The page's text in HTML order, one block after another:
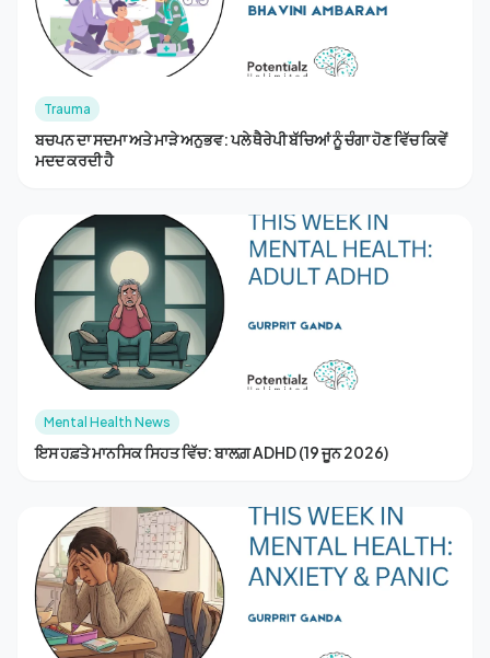
Trauma
ਬਚਪਨ ਦਾ ਸਦਮਾ ਅਤੇ ਮਾੜੇ ਅਨੁਭਵ: ਪਲੇ ਥੈਰੇਪੀ ਬੱਚਿਆਂ ਨੂੰ ਚੰਗਾ ਹੋਣ ਵਿੱਚ ਕਿਵੇਂ
ਮਦਦ ਕਰਦੀ ਹੈ
Mental Health News
ਇਸ ਹਫ਼ਤੇ ਮਾਨਸਿਕ ਸਿਹਤ ਵਿੱਚ: ਬਾਲਗ਼ ADHD (19 ਜੂਨ 2026)